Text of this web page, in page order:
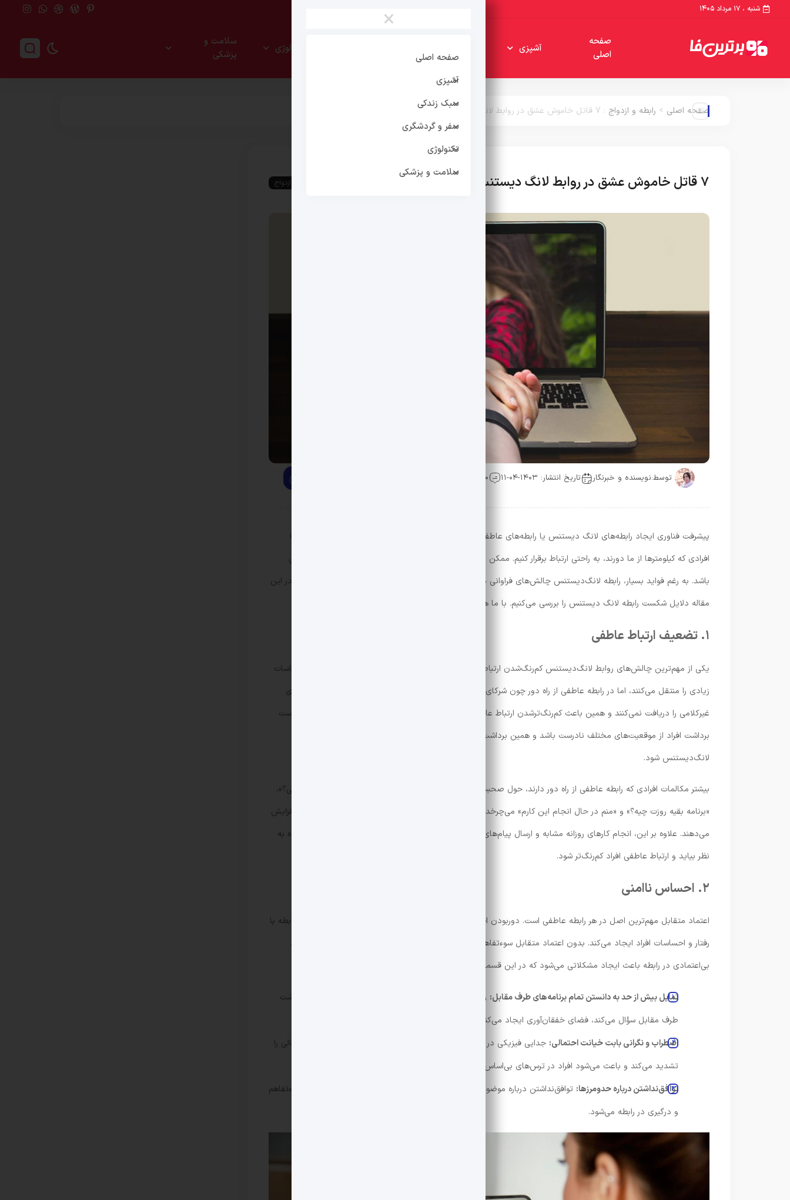
شنبه ، ۱۷ مرداد ۱۴۰۵
صفحه
اصلی
آشپزی تکنولوژی
سلامت و
پزشکی
×
صفحه اصلی
آشپزی
سبک زندکی
سفر و گردشگری
تکنولوژی
سلامت و پزشکی
صفحه اصلی > رابطه و ازدواج : 7 قاتل خاموش عشق در روابط لانگ دیستنس
7 قاتل خاموش عشق در روابط لانگ دیستنس رابطه و ازدواج
توسط:نویسنده و خبرنگار تاریخ انتشار: ۱۴۰۳-۰۴-۱۱ 0 دیدگاه
پیشرفت فناوری ایجاد رابطه‌های لانگ دیستنس یا رابطه‌های عاطفی از راه دور را بسیار آسان‌تر کرده است و اکنون می‌توانیم با
افرادی که کیلومترها از ما دورند، به راحتی ارتباط برقرار کنیم. ممکن است دلیل این فاصله مسائل خانوادگی، شغلی یا تحصیلی
باشد. به رغم فواید بسیار، رابطه لانگ‌دیستنس چالش‌های فراوانی دارد که ممکن است باعث شکست رابطه و اتمام آن شود. در این
مقاله دلایل شکست رابطه لانگ دیستنس را بررسی می‌کنیم. با ما همراه باشید.
۱. تضعیف ارتباط عاطفی
یکی از مهم‌ترین چالش‌های روابط لانگ‌دیستنس کم‌رنگ‌شدن ارتباط عاطفی بین دو نفر است. حالات صورت و زبان بدن احساسات
زیادی را منتقل می‌کنند، اما در رابطه عاطفی از راه دور چون شرکای عاطفی از هم دورند و یکدیگر را نمی‌بینند، این سیگنال‌های
غیرکلامی را دریافت نمی‌کنند و همین باعث کم‌رنگ‌ترشدن ارتباط عاطفی آنها می‌شود. بدون این نشانه‌های غیرکلامی ممکن است
برداشت افراد از موقعیت‌های مختلف نادرست باشد و همین برداشت‌های اشتباه باعث ایجاد دلخوری و حتی شکست رابطه
لانگ‌دیستنس شود.
بیشتر مکالمات افرادی که رابطه عاطفی از راه دور دارند، حول صحبت‌ها و مکالمات سطحی و معمولی مانند «امروز در چه حالی؟»،
«برنامه بقیه روزت چیه؟» و «منم در حال انجام این کارم» می‌چرخد. این در حالی است که مکالمات عمیق صمیمیت رابطه را افزایش
می‌دهند. علاوه بر این، انجام کارهای روزانه مشابه و ارسال پیام‌های تکراری باعث می‌شود که رابطه لانگ دیستنس خسته‌کننده به
نظر بیاید و ارتباط عاطفی افراد کم‌رنگ‌تر شود.
۲. احساس ناامنی
اعتماد متقابل مهم‌ترین اصل در هر رابطه عاطفی است. دوربودن افراد در رابطه لانگ‌دیستنس بی‌اعتمادی و تردیدهایی در رابطه با
رفتار و احساسات افراد ایجاد می‌کند. بدون اعتماد متقابل سوءتفاهم‌ها و درگیری‌های زیادی بین شرکای عاطفی پیش می‌آید.
بی‌اعتمادی در رابطه باعث ایجاد مشکلاتی می‌شود که در این قسمت از مقاله مطرح می‌کنیم.
تمایل بیش از حد به دانستن تمام برنامه‌های طرف مقابل: وقتی یکی از طرفین رابطه مدام درباره برنامه‌های ریز و درشت
طرف مقابل سؤال می‌کند، فضای خفقان‌آوری ایجاد می‌کند و فضای شخصی و استقلال فرد را از او سلب می‌کند.
اضطراب و نگرانی بابت خیانت احتمالی: جدایی فیزیکی در رابطه عاطفی از راه دور نگرانی‌های افراد بابت خیانت احتمالی را
تشدید می‌کند و باعث می‌شود افراد در ترس‌های بی‌اساس و افکار خیانت غرق شوند.
توافق‌نداشتن درباره حدومرزها: توافق‌نداشتن درباره موضوعات مختلف و پایبندنبودن به هیچ حدومرزی منجر به سوء‌تفاهم
و درگیری در رابطه می‌شود.